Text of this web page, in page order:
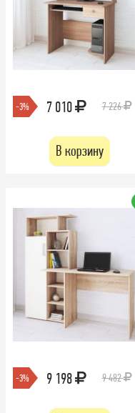
-3% 7 010 7 226
В корзину
-3% 9 198 9 482